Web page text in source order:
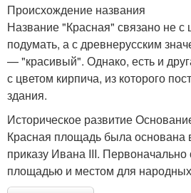
Происхождение названия
Название "Красная" связано не с
подумать, а с древнерусским
— "красивый". Однако, есть и
с цветом кирпича, из которого
здания.
Историческое развитие
Красная площадь была основана
приказу Ивана III. Первоначально
площадью и местом для